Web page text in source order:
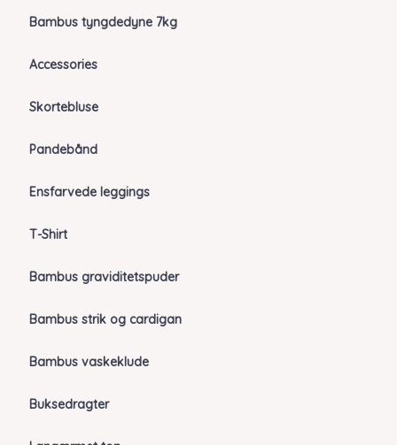
Bambus tyngdedyne 7kg
Accessories
Skortebluse
Pandebånd
Ensfarvede leggings
T-Shirt
Bambus graviditetspuder
Bambus strik og cardigan
Bambus vaskeklude
Buksedragter